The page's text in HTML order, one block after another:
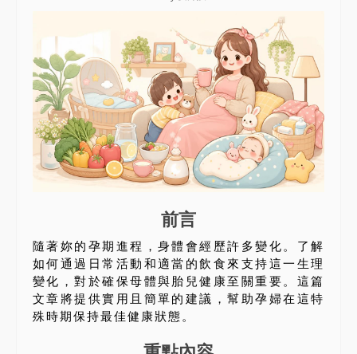
前言
隨著妳的孕期進程，身體會經歷許多變化。了解
如何通過日常活動和適當的飲食來支持這一生理
變化，對於確保母體與胎兒健康至關重要。這篇
文章將提供實用且簡單的建議，幫助孕婦在這特
殊時期保持最佳健康狀態。